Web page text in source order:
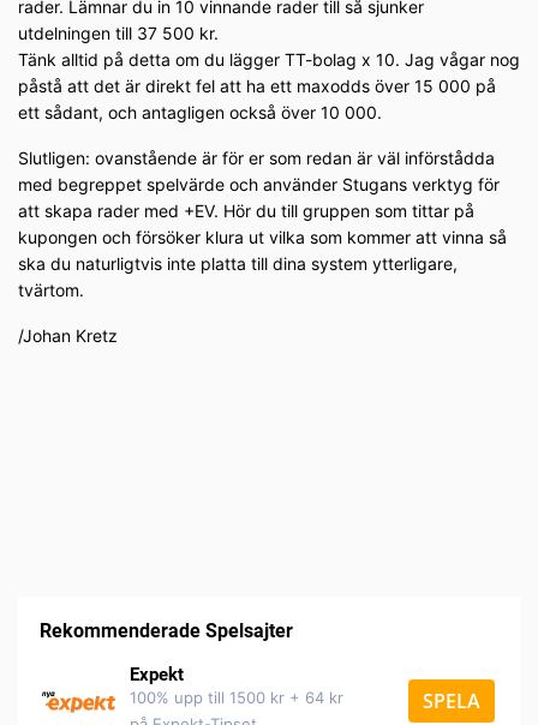
rader. Lämnar du in 10 vinnande rader till så sjunker
utdelningen till 37 500 kr.
Tänk alltid på detta om du lägger TT-bolag x 10. Jag vågar nog
påstå att det är direkt fel att ha ett maxodds över 15 000 på
ett sådant, och antagligen också över 10 000.
Slutligen: ovanstående är för er som redan är väl införstådda
med begreppet spelvärde och använder Stugans verktyg för
att skapa rader med +EV. Hör du till gruppen som tittar på
kupongen och försöker klura ut vilka som kommer att vinna så
ska du naturligtvis inte platta till dina system ytterligare,
tvärtom.
/Johan Kretz
Rekommenderade Spelsajter
Expekt
100% upp till 1500 kr + 64 kr
SPELA